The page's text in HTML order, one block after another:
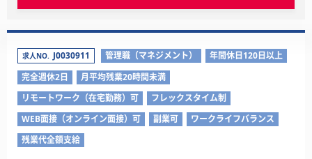
求人NO. J0030911 管理職（マネジメント）
年間休日120日以上
完全週休2日
月平均残業20時間未満
リモートワーク（在宅勤務）可
フレックスタイム制
WEB面接（オンライン面接）可
副業可
ワークライフバランス
残業代全額支給